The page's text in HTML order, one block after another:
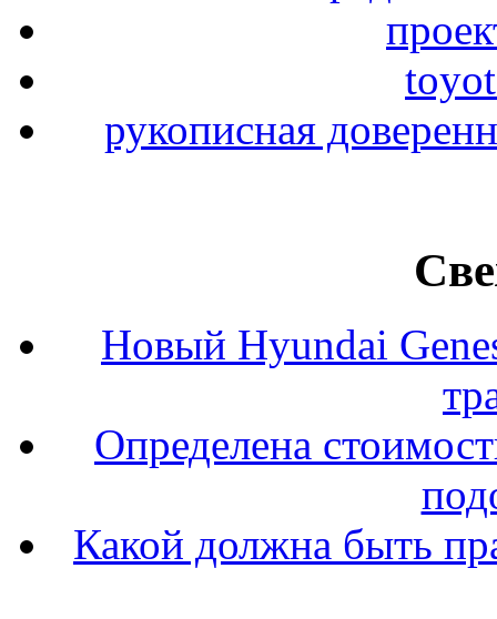
рукописная
Новый Hyundai
Определена
Какой должна быть